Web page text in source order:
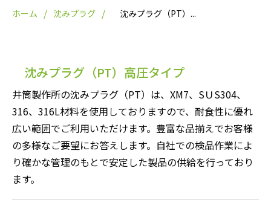
ホーム 沈みプラグ 沈みプラグ（PT）...
沈みプラグ（PT）高圧タイプ
井筒製作所の沈みプラグ（PT）は、XM7、SＵS304、
316、316L材料を使用しておりますので、耐食性に優れ
広い範囲でご利用いただけます。豊富な品揃えでお客様
の多様なご要望にお答えします。自社での検品作業によ
り確かな管理のもとで安定した製品の供給を行っており
ます。